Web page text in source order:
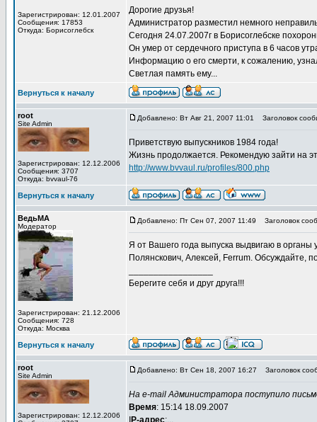
Зарегистрирован: 12.01.2007
Сообщения: 17853
Откуда: Борисоглебск
Дорогие друзья!
Администратор разместил немного
Сегодня 24.07.2007г в Борисоглебске
Он умер от сердечного приступа в 6 часов
Информацию о его смерти, к сожалению,
Светлая память ему...
Вернуться к началу
root
Site Admin
Зарегистрирован: 12.12.2006
Сообщения: 3707
Откуда: bvvaul-76
Добавлено: Вт Авг 21, 2007 11:01 Заголовок
Приветствую выпускников 1984 года!
Жизнь продолжается. Рекомендую зайти на
http://www.bvvaul.ru/profiles/800.php
Вернуться к началу
ВедьМА
Модератор
Зарегистрирован: 21.12.2006
Сообщения: 728
Откуда: Москва
Добавлено: Пт Сен 07, 2007 11:49 Заголовок
Я от Вашего года выпуска выдвигаю в
Полянскович, Алексей, Ferrum. Обсуждайте,
Берегите себя и друг друга!!!
Вернуться к началу
root
Site Admin
Зарегистрирован: 12.12.2006
Добавлено: Вт Сен 18, 2007 16:27 Заголовок
На e-mail Администратора поступило
Время: 15:14 18.09.2007
P-адрес:...